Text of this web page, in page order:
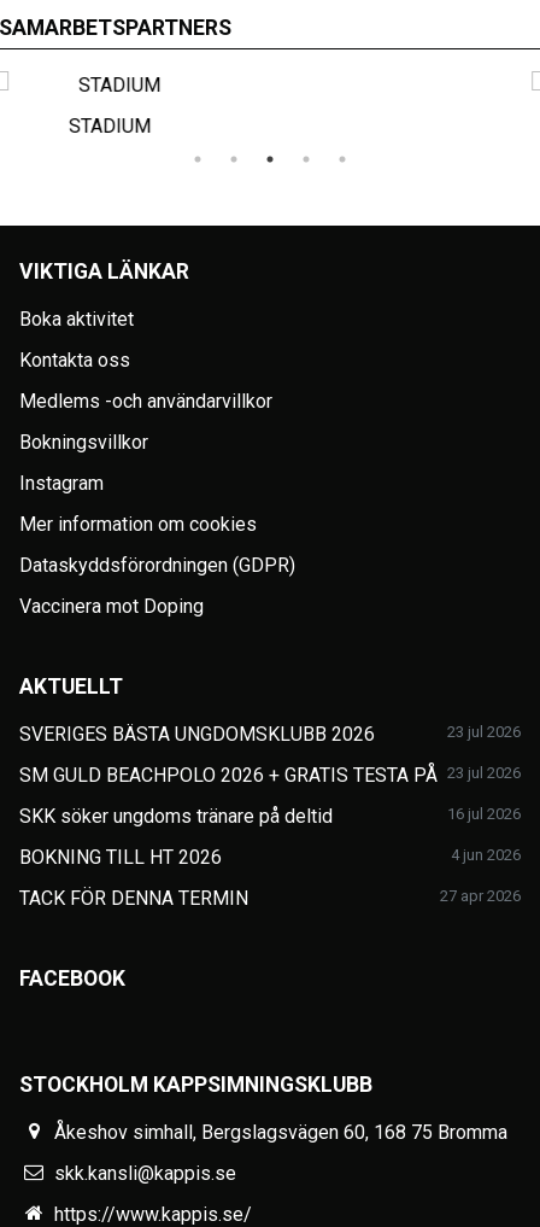
SAMARBETSPARTNERS
VIKTIGA LÄNKAR
Boka aktivitet
Kontakta oss
Medlems -och användarvillkor
Bokningsvillkor
Instagram
Mer information om cookies
Dataskyddsförordningen (GDPR)
Vaccinera mot Doping
AKTUELLT
SVERIGES BÄSTA UNGDOMSKLUBB 2026 23 jul 2026
SM GULD BEACHPOLO 2026 + GRATIS TESTA PÅ 23 jul 2026
SKK söker ungdoms tränare på deltid 16 jul 2026
BOKNING TILL HT 2026 4 jun 2026
TACK FÖR DENNA TERMIN 27 apr 2026
FACEBOOK
STOCKHOLM KAPPSIMNINGSKLUBB
Åkeshov simhall, Bergslagsvägen 60, 168 75 Bromma
skk.kansli@kappis.se
https://www.kappis.se/